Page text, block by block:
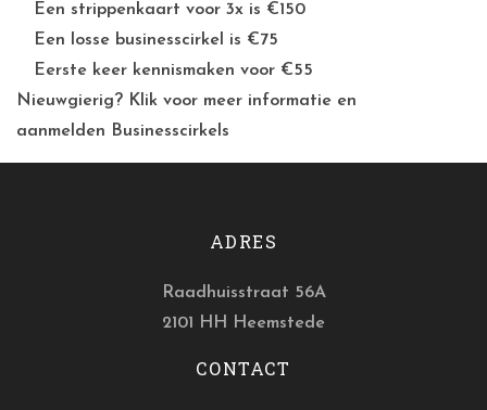
Een strippenkaart voor 3x is €150
Een losse businesscirkel is €75
Eerste keer kennismaken voor €55
Nieuwgierig? Klik voor meer informatie en
aanmelden Businesscirkels
ADRES
Raadhuisstraat 56A
2101 HH Heemstede
CONTACT